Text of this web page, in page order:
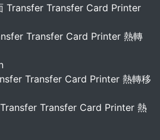
Transfer Transfer Card Printer
Transfer Card Printer 熱轉
Transfer Card Printer 熱轉移
Transfer Card Printer 熱